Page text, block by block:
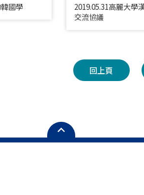
國學
2019.05.31高麗大學
交流協議
回上頁